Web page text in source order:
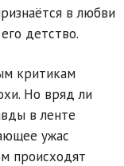
в любви
детство.
критикам
Но вряд ли
в ленте
ужас
происходят